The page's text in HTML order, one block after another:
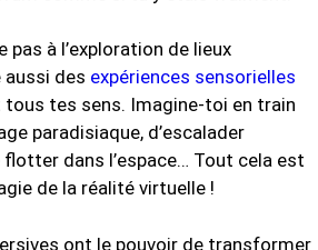
pas à l’exploration de lieux
des expériences sensorielles
tes sens. Imagine-toi en train
paradisiaque, d’escalader
flotter dans l’espace… Tout cela est
de la réalité virtuelle !
ont le pouvoir de transformer